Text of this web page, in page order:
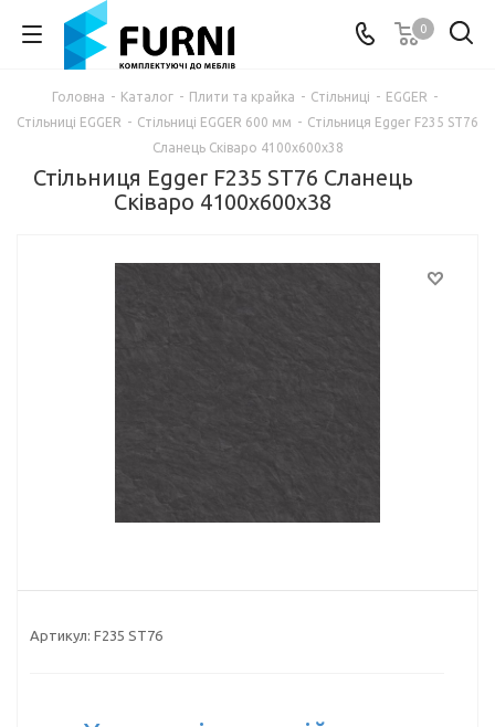
0
Головна - Каталог - Плити та крайка - Стільниці - EGGER -
Стільниці EGGER - Стільниці EGGER 600 мм - Стільниця Egger F235 ST76
Сланець Сківаро 4100х600х38
Стільниця Egger F235 ST76 Сланець
Сківаро 4100х600х38
Артикул: F235 ST76